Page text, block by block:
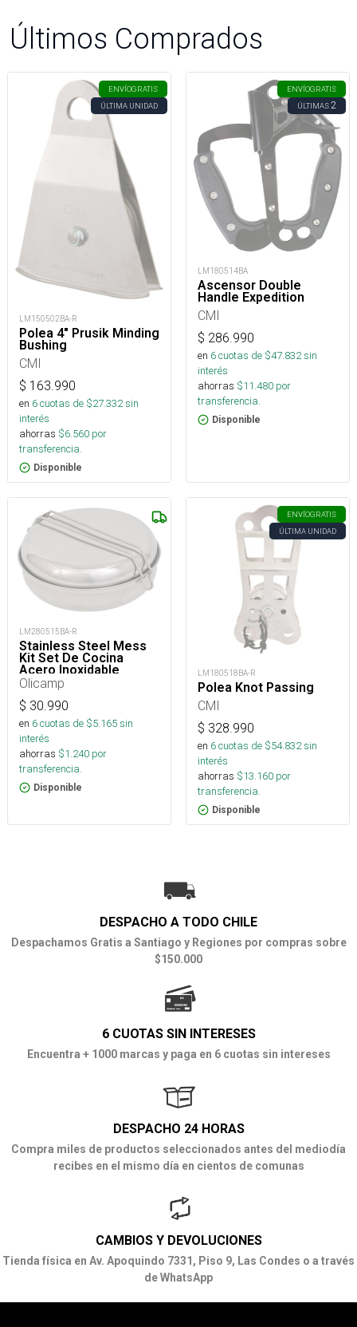
Últimos Comprados
ENVÍOGRATIS
ÚLTIMA UNIDAD
LM150502BA-R
Polea 4" Prusik Minding
Bushing
CMI
$ 163.990
en 6cuotas de $27.332sin
interés
ahorras $6.560 por
transferencia.
Disponible
ENVÍOGRATIS
ÚLTIMAS2
LM180514BA
Ascensor Double
Handle Expedition
CMI
$ 286.990
en 6cuotas de $47.832sin
interés
ahorras $11.480 por
transferencia.
Disponible
LM280515BA-R
Stainless Steel Mess
Kit Set De Cocina
Acero Inoxidable
Camping
Olicamp
$ 30.990
en 6cuotas de $5.165sin
interés
ahorras $1.240 por
transferencia.
Disponible
ENVÍOGRATIS
ÚLTIMA UNIDAD
LM180518BA-R
Polea Knot Passing
CMI
$ 328.990
en 6cuotas de $54.832sin
interés
ahorras $13.160 por
transferencia.
Disponible
DESPACHO A TODO CHILE
Despachamos Gratis a Santiago y Regiones por compras sobre
$150.000
6 CUOTAS SIN INTERESES
Encuentra + 1000 marcas y paga en 6 cuotas sin intereses
DESPACHO 24 HORAS
Compra miles de productos seleccionados antes del mediodía
recibes en el mismo día en cientos de comunas
CAMBIOS Y DEVOLUCIONES
Tienda física en Av. Apoquindo 7331, Piso 9, Las Condes o a través
de WhatsApp